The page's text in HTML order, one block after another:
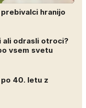
hranijo
ali odrasli otroci?
vsem svetu
40. letu z